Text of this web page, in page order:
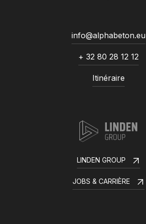
info@alphabeton.eu
+ 32 80 28 12 12
Itinéraire
LINDEN GROUP
JOBS & CARRIÈRE